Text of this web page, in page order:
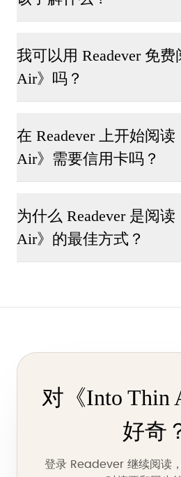
我可以用 Readever 免
Air》吗？
在 Readever 上开始阅读
Air》需要信用卡吗？
为什么 Readever 是阅读
Air》的最佳方式？
对《Into Thin
好奇
登录 Readever 继续阅读